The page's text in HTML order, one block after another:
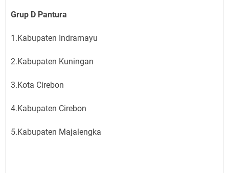
Grup D Pantura
1.Kabupaten Indramayu
2.Kabupaten Kuningan
3.Kota Cirebon
4.Kabupaten Cirebon
5.Kabupaten Majalengka